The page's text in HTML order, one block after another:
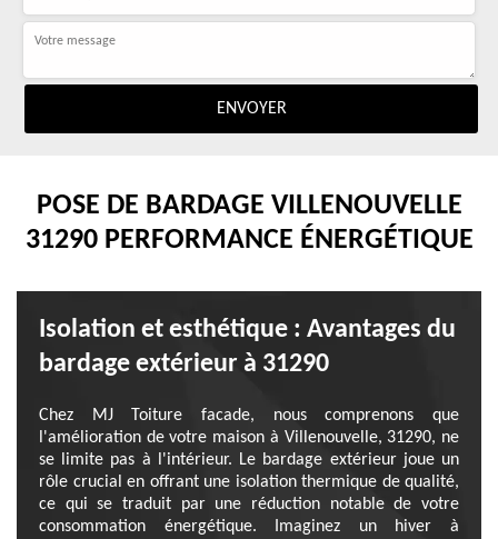
POSE DE BARDAGE VILLENOUVELLE
31290 PERFORMANCE ÉNERGÉTIQUE
Isolation et esthétique : Avantages du
bardage extérieur à 31290
Chez MJ Toiture facade, nous comprenons que
l'amélioration de votre maison à Villenouvelle, 31290, ne
se limite pas à l'intérieur. Le bardage extérieur joue un
rôle crucial en offrant une isolation thermique de qualité,
ce qui se traduit par une réduction notable de votre
consommation énergétique. Imaginez un hiver à